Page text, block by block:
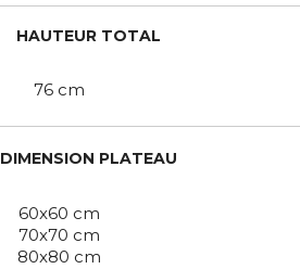
HAUTEUR TOTAL
76 cm
DIMENSION PLATEAU
60x60 cm
70x70 cm
80x80 cm